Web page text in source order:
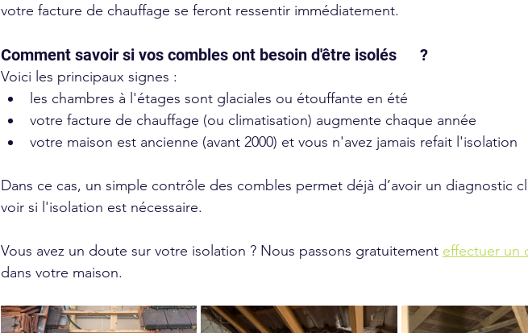
votre facture de chauffage se feront ressentir immédiatement.
Comment savoir si vos combles ont besoin d'être isolés 	?
Voici les principaux signes :
les chambres à l'étages sont glaciales ou étouffante en été
votre facture de chauffage (ou climatisation) augmente chaque année
votre maison est ancienne (avant 2000) et vous n'avez jamais refait l'isolation
Dans ce cas, un simple contrôle des combles permet déjà d’avoir un diagnostic
voir si l'isolation est nécessaire.
Vous avez un doute sur votre isolation ? Nous passons gratuitement effectuer un
dans votre maison.